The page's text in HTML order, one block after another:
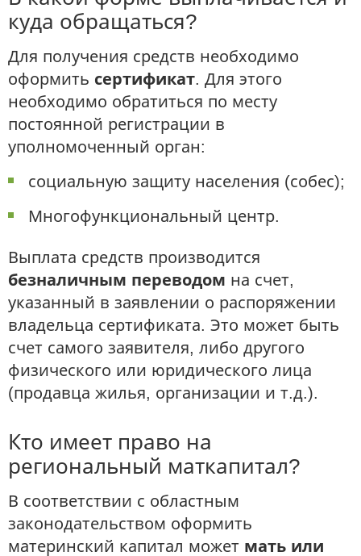
куда обращаться?
Для получения средств необходимо
оформить сертификат. Для этого
необходимо обратиться по месту
постоянной регистрации в
уполномоченный орган:
социальную защиту населения (собес);
Многофункциональный центр.
Выплата средств производится
безналичным переводом на счет,
указанный в заявлении о распоряжении
владельца сертификата. Это может быть
счет самого заявителя, либо другого
физического или юридического лица
(продавца жилья, организации и т.д.).
Кто имеет право на
региональный маткапитал?
В соответствии с областным
законодательством оформить
материнский капитал может мать или